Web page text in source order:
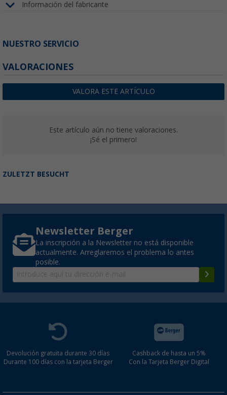
Información del fabricante
NUESTRO SERVICIO
VALORACIONES
VALORA ESTE ARTÍCULO
Este artículo aún no tiene valoraciones.
¡Sé el primero!
ZULETZT BESUCHT
Newsletter Berger
La inscripción a la Newsletter no está disponible
actualmente. Arreglaremos el problema lo antes
posible.
Devolución gratuita durante 30 días
Durante 100 días con la tarjeta Berger
Cashback de hasta un 5%
Con la Tarjeta Berger Digital